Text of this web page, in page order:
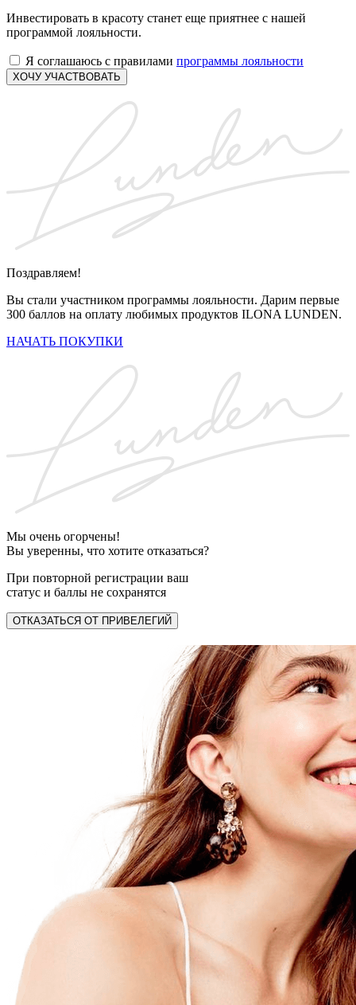
Инвестировать в красоту станет еще приятнее с нашей
программой лояльности.
Я соглашаюсь с правилами программы лояльности
ХОЧУ УЧАСТВОВАТЬ
Поздравляем!
Вы стали участником программы лояльности. Дарим первые
300 баллов на оплату любимых продуктов ILONA LUNDEN.
НАЧАТЬ ПОКУПКИ
Мы очень огорчены!
Вы уверенны, что хотите отказаться?
При повторной регистрации ваш
статус и баллы не сохранятся
ОТКАЗАТЬСЯ ОТ ПРИВЕЛЕГИЙ